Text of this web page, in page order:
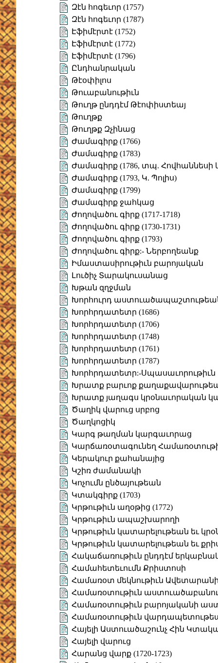
Զէն հոգեւոր (1757)
Զէն հոգեւոր (1787)
Էֆիմէրտէ (1752)
Էֆիմէրտէ (1772)
Էֆիմէրտէ (1796)
Ընդհանրական
Թէօփիլոս
Թուաբանութիւն
Թուղթ ընդդէմ Թէոփիստեայ
Թուղթք
Թուղթք Զչինաց
Ժամագիրք (1766)
Ժամագիրք (1783)
Ժամագիրք (1786, տպ. Հովհաննեսի և
Ժամագիրք (1793, Կ. Պոլիս)
Ժամագիրք (1799)
Ժամագիրք ջահկաց
Ժողովածու գիրք (1717-1718)
Ժողովածու գիրք (1730-1731)
Ժողովածու գիրք (1793)
Ժողովածու գիրք:- Ներբողեանք
Իմաստասիրութիւն բարոյական
Լուծիչ Տարակուսանաց
Խթան զղջման
Խորհուրդ
Խորհրդատետր (1686)
Խորհրդատետր (1706)
Խորհրդատետր (1748)
Խորհրդատետր (1761)
Խորհրդատետր (1787)
Խորհրդատետր:-Սպասաւորութիւն
Խրատք բարւոք
Խրատք յաղագս կրօնաւորական
Ծաղիկ վարուց սրբոց
Ծաղկոցիկ
Կարգ թաղման կարգաւորաց
Կարճառօտագունեղ
Կերակուր քահանայից
Կշիռ ժամանակի
Կոչումն ընծայութեան
Կտակգիրք (1703)
Կրթութիւն աղօթից (1772)
Կրթութիւն ապաշխարողի
Կրթութիւն կատարելութեան եւ
Կրթութիւն կատարելութեան եւ
Հակաճառութիւն ընդդէմ
Համահետեւումն Քրիստոսի
Համառօտ մեկնութիւն
Համառօտութիւն
Համառօտութիւն բարոյականի
Համառօտութիւն
Հայելի Աստուածաշունչ Հին
Հայելի վարուց
Հարանց վարք (1720-1723)